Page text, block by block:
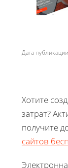
Дата
Хотите
затрат?
получите
сайтов